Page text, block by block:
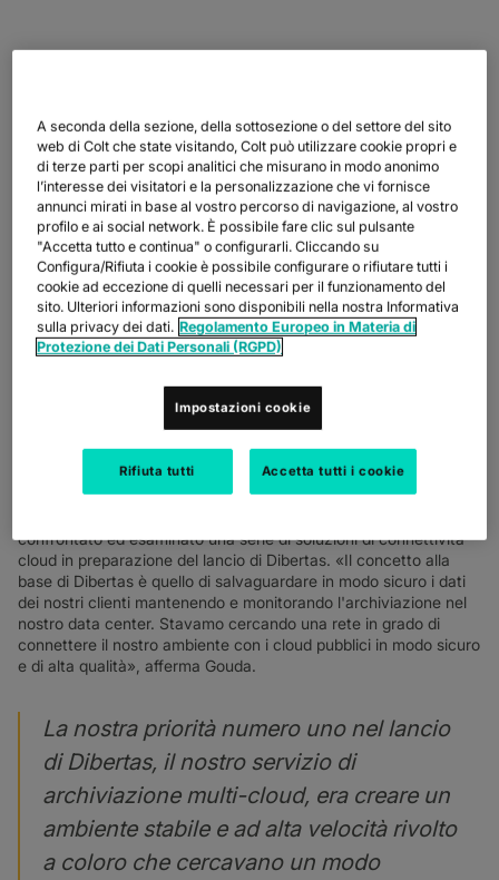
Dopo la separazione da Mitsubishi Bank (ora MUFG Bank) nel
1970, il Mitsubishi Research Institute DSC Co., Ltd. (MRI DCS)
ha sfruttato la sua vasta esperienza nel settore bancario, delle
carte di credito e di altri servizi finanziari per espandere le
proprie operazioni come società di consulenza che fornisce
soluzioni IT complete per attività come l'outsourcing e il BPO,
con sede principalmente presso il Chiba Information Center.
L'azienda è stata integrata nel gruppo MRI nel 2004 e la sua
missione è aiutare i clienti a crescere attraverso l'ICT, mentre
loro stessi crescono insieme a loro. Hanno lavorato per
aumentare il valore aziendale dei loro clienti fornendo catene
Dibertas è un servizio di archiviazione multi-cloud fornito da
MRI DCS che offre una gestione centralizzata dei dati utilizzati
dai clienti nei vari cloud pubblici e nei servizi on-premise.
Attraverso la condivisione tra cloud dei dati distribuiti tra i
diversi servizi, i clienti godono dei vantaggi di una soluzione di
confrontato ed esaminato una serie di soluzioni di connettività
cloud in preparazione del lancio di Dibertas. «Il concetto alla
base di Dibertas è quello di salvaguardare in modo sicuro i dati
dei nostri clienti mantenendo e monitorando l'archiviazione nel
nostro data center. Stavamo cercando una rete in grado di
connettere il nostro ambiente con i cloud pubblici in modo sicuro
e di alta qualità», afferma Gouda.
La nostra priorità numero uno nel lancio
di Dibertas, il nostro servizio di
archiviazione multi-cloud, era creare un
ambiente stabile e ad alta velocità rivolto
a coloro che cercavano un modo
A seconda della sezione, della sottosezione o del settore del sito
web di Colt che state visitando, Colt può utilizzare cookie propri e
di terze parti per scopi analitici che misurano in modo anonimo
l’interesse dei visitatori e la personalizzazione che vi fornisce
annunci mirati in base al vostro percorso di navigazione, al vostro
profilo e ai social network. È possibile fare clic sul pulsante
"Accetta tutto e continua" o configurarli. Cliccando su
Configura/Rifiuta i cookie è possibile configurare o rifiutare tutti i
cookie ad eccezione di quelli necessari per il funzionamento del
sito. Ulteriori informazioni sono disponibili nella nostra Informativa
sulla privacy dei dati. Regolamento Europeo in Materia di
Protezione dei Dati Personali (RGPD)
Impostazioni cookie
Rifiuta tutti Accetta tutti i cookie